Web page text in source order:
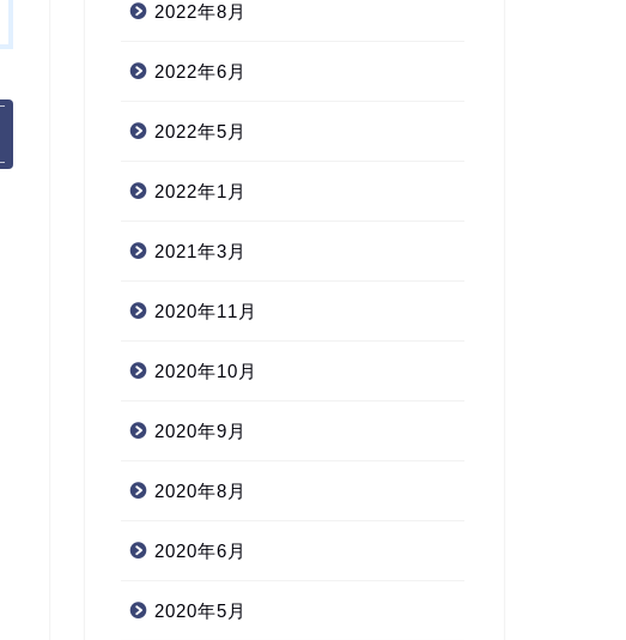
2022年8月
2022年6月
2022年5月
2022年1月
2021年3月
2020年11月
2020年10月
2020年9月
2020年8月
2020年6月
2020年5月